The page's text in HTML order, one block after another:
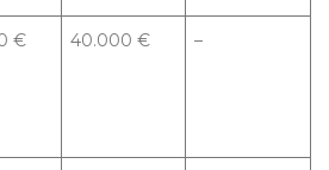
€ 40.000 € –